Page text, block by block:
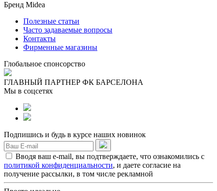
Бренд Midea
Полезные статьи
Часто задаваемые вопросы
Контакты
Фирменные магазины
Глобальное спонсорство
ГЛАВНЫЙ ПАРТНЕР ФК БАРСЕЛОНА
Мы в соцсетях
Подпишись и будь в курсе наших новинок
Вводя ваш e-mail, вы подтверждаете, что ознакомились с
политикой конфиденциальности, и даете согласие на
получение рассылки, в том числе рекламной